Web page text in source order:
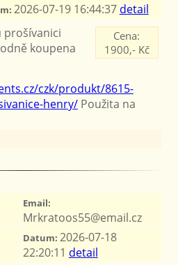
2026-07-19 16:44:37 detail
Cena:
1900,- Kč
prošívanici
koupena
czk/produkt/8615-
henry/Použita na
Email:
Mrkratoos55@email.cz
Datum: 2026-07-18
22:20:11 detail